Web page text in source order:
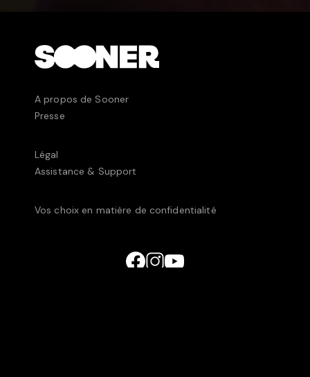
A propos de Sooner
Presse
Légal
Assistance & Support
Vos choix en matière de confidentialité